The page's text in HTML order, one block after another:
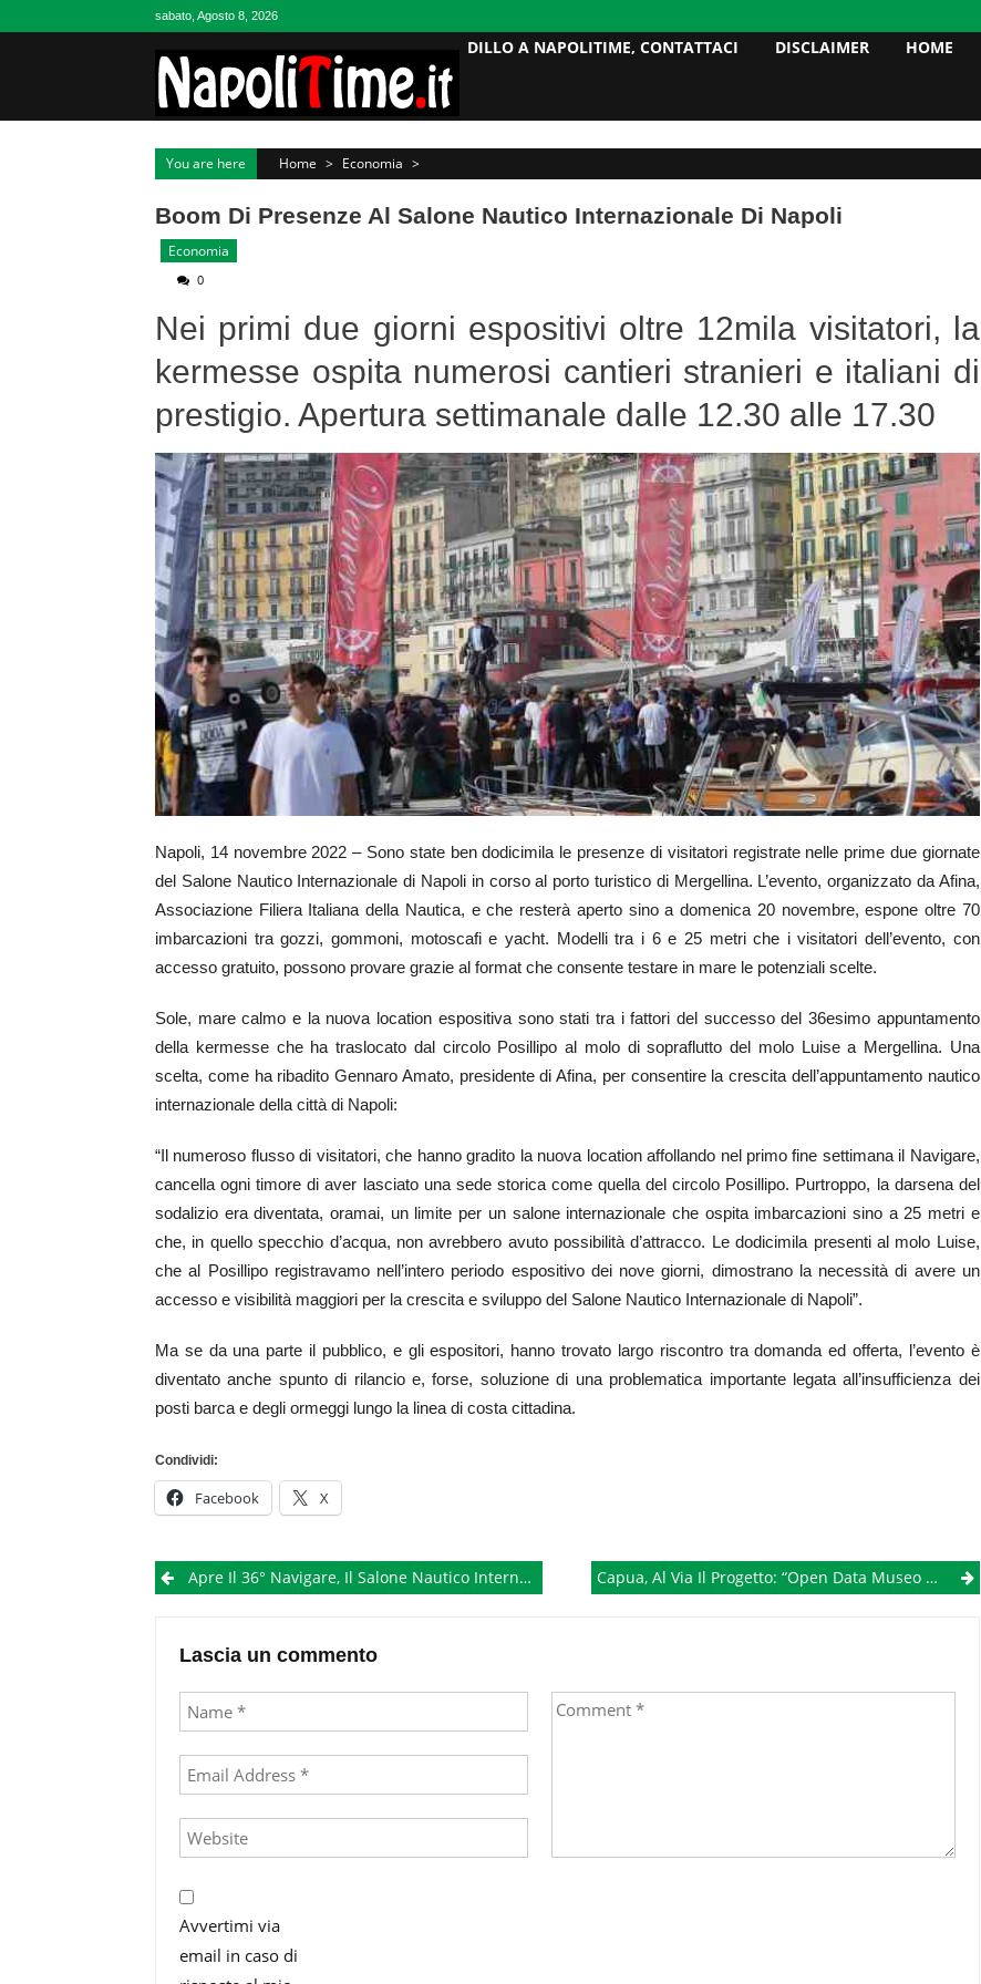
sabato, Agosto 8, 2026
DILLO A NAPOLITIME, CONTATTACI DISCLAIMER HOME
You are here Home > Economia >
Boom Di Presenze Al Salone Nautico Internazionale Di Napoli
Economia
0
Nei primi due giorni espositivi oltre 12mila visitatori, la
kermesse ospita numerosi cantieri stranieri e italiani di
prestigio. Apertura settimanale dalle 12.30 alle 17.30
Napoli, 14 novembre 2022 – Sono state ben dodicimila le presenze di visitatori registrate nelle prime due giornate
del Salone Nautico Internazionale di Napoli in corso al porto turistico di Mergellina. L’evento, organizzato da Afina,
Associazione Filiera Italiana della Nautica, e che resterà aperto sino a domenica 20 novembre, espone oltre 70
imbarcazioni tra gozzi, gommoni, motoscafi e yacht. Modelli tra i 6 e 25 metri che i visitatori dell’evento, con
accesso gratuito, possono provare grazie al format che consente testare in mare le potenziali scelte.
Sole, mare calmo e la nuova location espositiva sono stati tra i fattori del successo del 36esimo appuntamento
della kermesse che ha traslocato dal circolo Posillipo al molo di sopraflutto del molo Luise a Mergellina. Una
scelta, come ha ribadito Gennaro Amato, presidente di Afina, per consentire la crescita dell’appuntamento nautico
internazionale della città di Napoli:
“Il numeroso flusso di visitatori, che hanno gradito la nuova location affollando nel primo fine settimana il Navigare,
cancella ogni timore di aver lasciato una sede storica come quella del circolo Posillipo. Purtroppo, la darsena del
sodalizio era diventata, oramai, un limite per un salone internazionale che ospita imbarcazioni sino a 25 metri e
che, in quello specchio d’acqua, non avrebbero avuto possibilità d’attracco. Le dodicimila presenti al molo Luise,
che al Posillipo registravamo nell’intero periodo espositivo dei nove giorni, dimostrano la necessità di avere un
accesso e visibilità maggiori per la crescita e sviluppo del Salone Nautico Internazionale di Napoli”.
Ma se da una parte il pubblico, e gli espositori, hanno trovato largo riscontro tra domanda ed offerta, l’evento è
diventato anche spunto di rilancio e, forse, soluzione di una problematica importante legata all’insufficienza dei
posti barca e degli ormeggi lungo la linea di costa cittadina.
Condividi:
Facebook X
PostApre Il 36° Navigare, Il Salone Nautico Internazionale Di Napoli Al Molo Luise Capua, Al Via Il Progetto: “Open Data Museo Campano”
Lascia un commento
Avvertimi via
email in caso di